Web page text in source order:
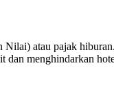
atau pajak
dan menghindarkan